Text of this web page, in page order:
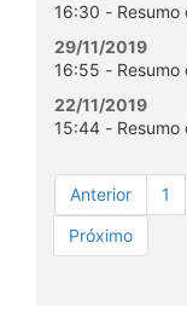
16:30 - Resumo
29/11/2019
16:55 - Resumo
22/11/2019
15:44 - Resumo
Anterior 1
Próximo